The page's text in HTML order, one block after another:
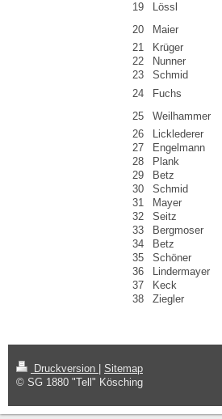
19
Lössl
20
Maier
21
Krüger
22
Nunner
23
Schmid
24
Fuchs
25
Weilhammer
26
Licklederer
27
Engelmann
28
Plank
29
Betz
30
Schmid
31
Mayer
32
Seitz
33
Bergmoser
34
Betz
35
Schöner
36
Lindermayer
37
Keck
38
Ziegler
Druckversion
Sitemap
© SG 1880 "Tell" Kösching